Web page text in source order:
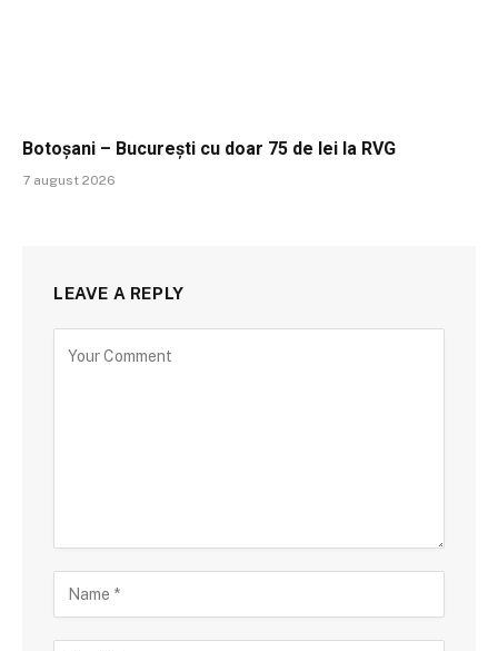
Botoșani – București cu doar 75 de lei la RVG
7 august 2026
LEAVE A REPLY